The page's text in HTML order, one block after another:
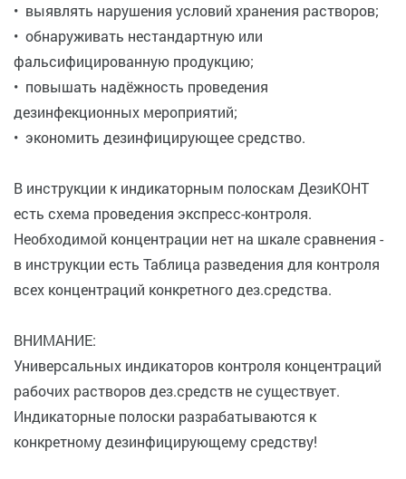
• выявлять нарушения условий хранения растворов;
• обнаруживать нестандартную или
фальсифицированную продукцию;
• повышать надёжность проведения
дезинфекционных мероприятий;
• экономить дезинфицирующее средство.
В инструкции к индикаторным полоскам ДезиКОНТ
есть схема проведения экспресс-контроля.
Необходимой концентрации нет на шкале сравнения -
в инструкции есть Таблица разведения для контроля
всех концентраций конкретного дез.средства.
ВНИМАНИЕ:
Универсальных индикаторов контроля концентраций
рабочих растворов дез.средств не существует.
Индикаторные полоски разрабатываются к
конкретному дезинфицирующему средству!